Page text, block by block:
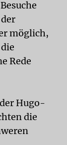
möglich,
Rede
Hugo-
die